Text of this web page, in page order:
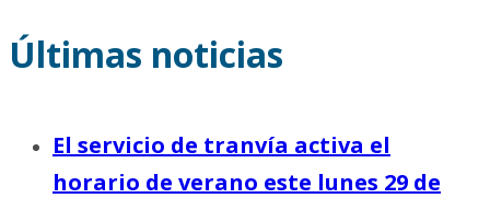
Últimas noticias
El servicio de tranvía activa el
horario de verano este lunes 29 de